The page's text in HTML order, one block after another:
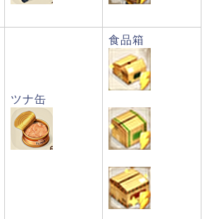
ツナ缶
食品箱